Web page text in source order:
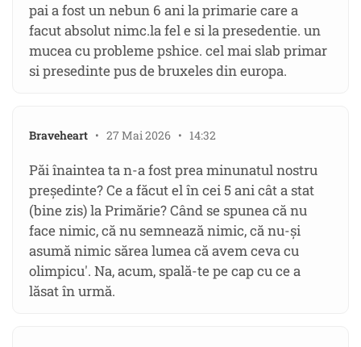
pai a fost un nebun 6 ani la primarie care a
facut absolut nimc.la fel e si la presedentie. un
mucea cu probleme pshice. cel mai slab primar
si presedinte pus de bruxeles din europa.
Braveheart • 27 Mai 2026 • 14:32
Păi înaintea ta n-a fost prea minunatul nostru
președinte? Ce a făcut el în cei 5 ani cât a stat
(bine zis) la Primărie? Când se spunea că nu
face nimic, că nu semnează nimic, că nu-și
asumă nimic sărea lumea că avem ceva cu
olimpicu'. Na, acum, spală-te pe cap cu ce a
lăsat în urmă.